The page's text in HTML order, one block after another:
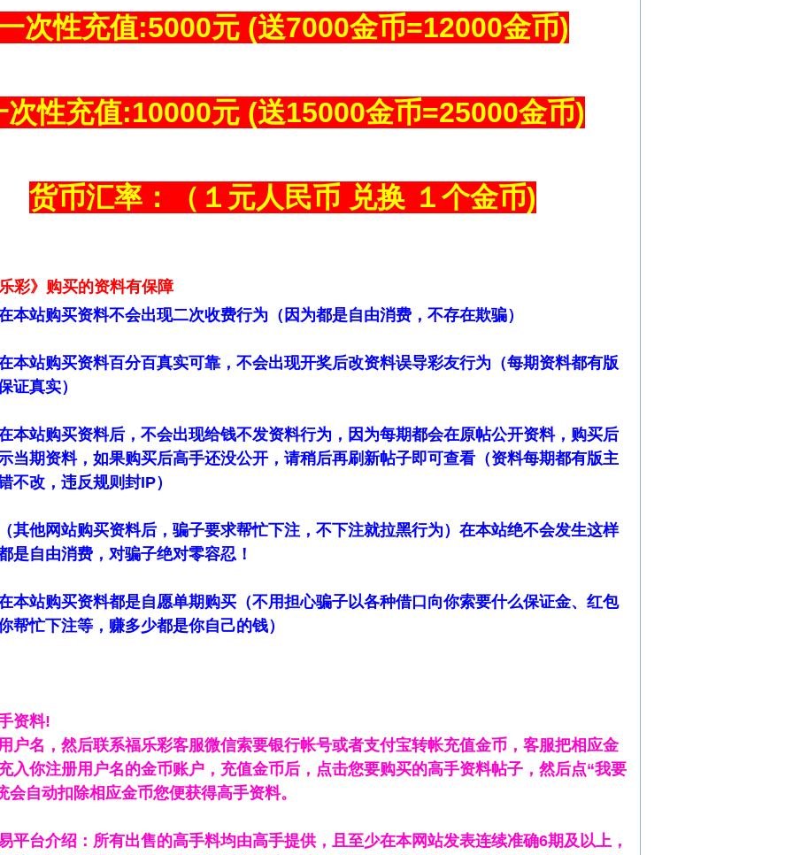
次性充值:5000元 (送7000金币=12000金币)
次性充值:10000元 (送15000金币=25000金币)
货币汇率：（１元人民币 兑换 １个金币)
彩》购买的资料有保障
本站购买资料不会出现二次收费行为（因为都是自由消费，不存在欺骗）
本站购买资料百分百真实可靠，不会出现开奖后改资料误导彩友行为（每期资料都有版
证真实）
本站购买资料后，不会出现给钱不发资料行为，因为每期都会在原帖公开资料，购买后
当期资料，如果购买后高手还没公开，请稍后再刷新帖子即可查看（资料每期都有版主
不改，违反规则封IP）
其他网站购买资料后，骗子要求帮忙下注，不下注就拉黑行为）在本站绝不会发生这样
是自由消费，对骗子绝对零容忍！
本站购买资料都是自愿单期购买（不用担心骗子以各种借口向你索要什么保证金、红包
帮忙下注等，赚多少都是你自己的钱）
资料!
户名，然后联系福乐彩客服微信索要银行帐号或者支付宝转帐充值金币，客服把相应金
入你注册用户名的金币账户，充值金币后，点击您要购买的高手资料帖子，然后点“我要
会自动扣除相应金币您便获得高手资料。
平台介绍：所有出售的高手料均由高手提供，且至少在本网站发表连续准确6期及以上，